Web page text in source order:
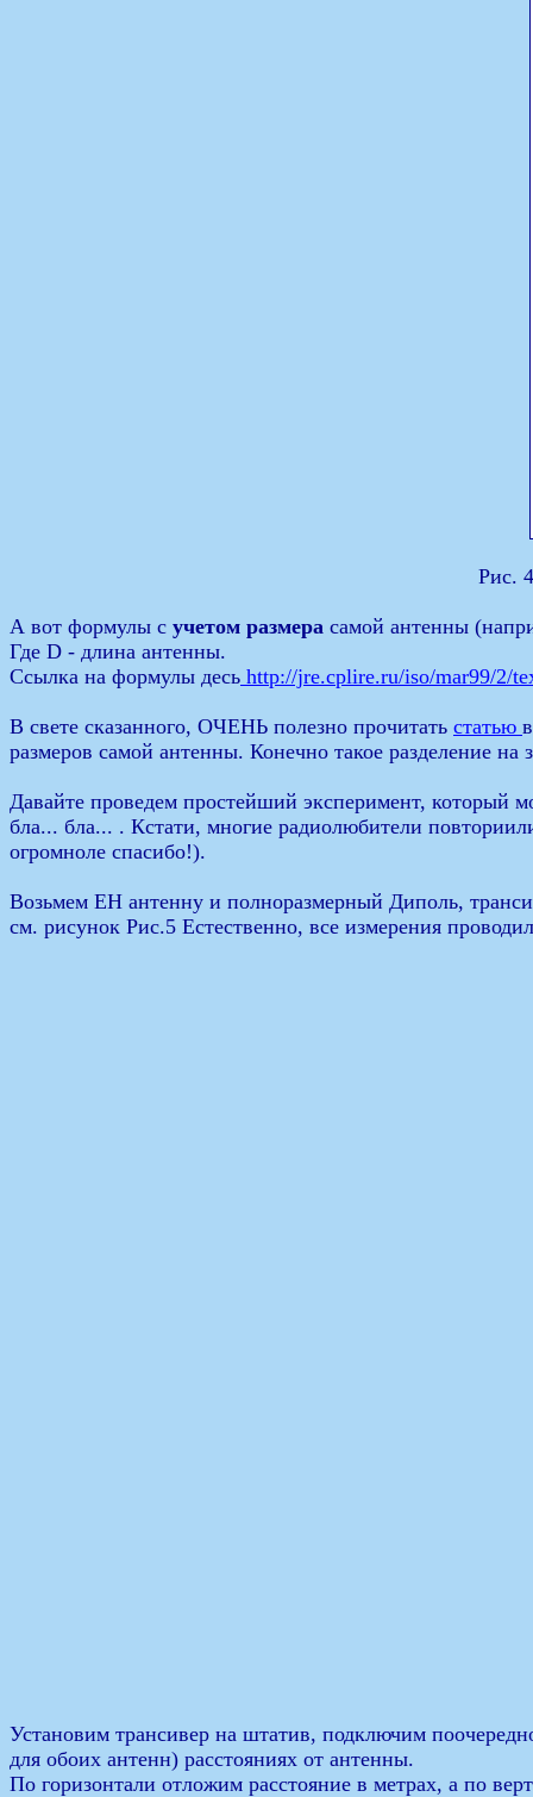
Рис.
А вот формулы с учетом размера самой антенны
Где D - длина антенны.
Ссылка на формулы десь http://jre.cplire.ru/iso/mar99/2/
В свете сказанного, ОЧЕНЬ полезно прочитать статью
размеров самой антенны. Конечно такое разделение
Давайте проведем простейший эксперимент, который
бла... бла... . Кстати, многие радиолюбители
огромноле спасибо!).
Возьмем ЕН антенну и полноразмерный Диполь,
см. рисунок Рис.5 Естественно, все измерения
Установим трансивер на штатив, подключим
для обоих антенн) расстояниях от антенны.
По горизонтали отложим расстояние в метрах, а по